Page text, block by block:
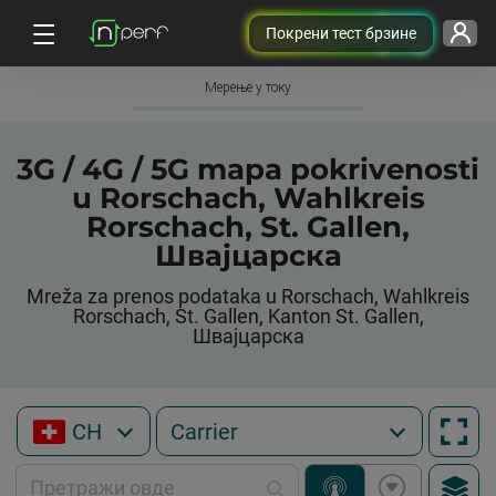
Покрени тест брзине
Мерење у току
3G / 4G / 5G mapa pokrivenosti
u Rorschach, Wahlkreis
Rorschach, St. Gallen,
Швајцарска
Mreža za prenos podataka u Rorschach, Wahlkreis
Rorschach, St. Gallen, Kanton St. Gallen,
Швајцарска
CH